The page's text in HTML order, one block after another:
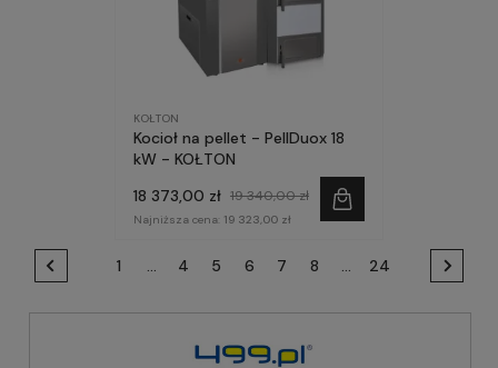
KOŁTON
Kocioł na pellet - PellDuox 18
kW - KOŁTON
18 373,00 zł 19 340,00 zł
Najniższa cena: 19 323,00 zł
1 ... 4 5 6 7 8 ... 24